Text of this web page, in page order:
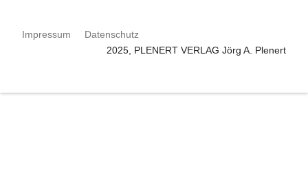
Impressum
Datenschutz
2025, PLENERT VERLAG Jörg A. Plenert